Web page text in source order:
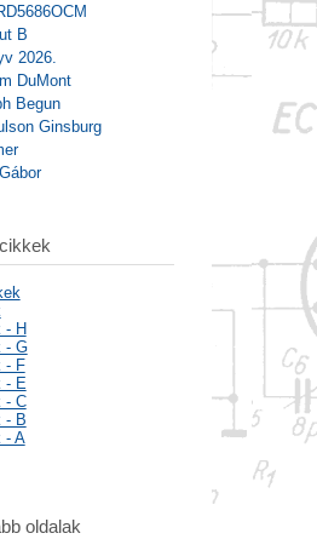
B
2026.
DuMont
Begun
Ginsburg
- H
- G
- F
- E
- C
- B
- A
oldalak